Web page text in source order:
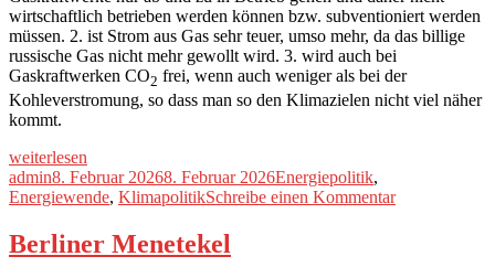
wirtschaftlich betrieben werden können bzw. subventioniert werden
müssen. 2. ist Strom aus Gas sehr teuer, umso mehr, da das billige
russische Gas nicht mehr gewollt wird. 3. wird auch bei
Gaskraftwerken CO2 frei, wenn auch weniger als bei der
Kohleverstromung, so dass man so den Klimazielen nicht viel näher
kommt.
„Ein
energetischer
Albtraum“
weiterlesen
Autor
adminVeröffentlicht
am
8. Februar 20268. Februar 2026Kategorien
Energiepolitik,
Energiewende, KlimapolitikSchreibe einen Kommentarzu
Berliner Menetekel